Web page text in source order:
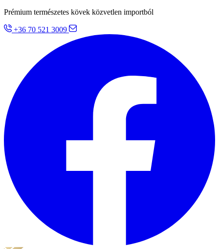
Prémium természetes kövek közvetlen importból
+36 70 521 3009